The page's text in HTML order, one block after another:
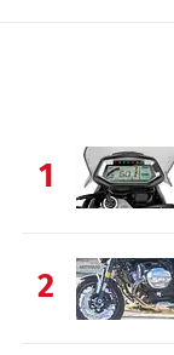
1
2